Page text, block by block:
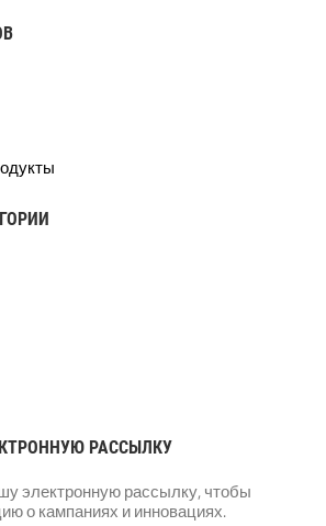
РАССЫЛКУ
электронную рассылку, чтобы
о кампаниях и инновациях.